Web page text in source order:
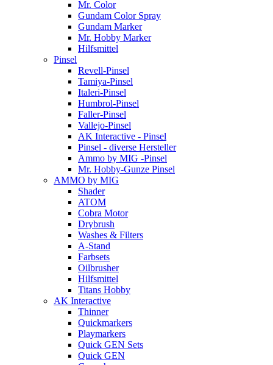
Mr. Color
Gundam Color Spray
Gundam Marker
Mr. Hobby Marker
Hilfsmittel
Pinsel
Revell-Pinsel
Tamiya-Pinsel
Italeri-Pinsel
Humbrol-Pinsel
Faller-Pinsel
Vallejo-Pinsel
AK Interactive - Pinsel
Pinsel - diverse Hersteller
Ammo by MIG -Pinsel
Mr. Hobby-Gunze Pinsel
AMMO by MIG
Shader
ATOM
Cobra Motor
Drybrush
Washes & Filters
A-Stand
Farbsets
Oilbrusher
Hilfsmittel
Titans Hobby
AK Interactive
Thinner
Quickmarkers
Playmarkers
Quick GEN Sets
Quick GEN